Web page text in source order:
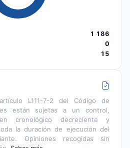
1 186
0
15
L111-7-2 del Código de
están sujetas a un control,
cronológico decreciente y
la duración de ejecución del
Opiniones recogidas sin